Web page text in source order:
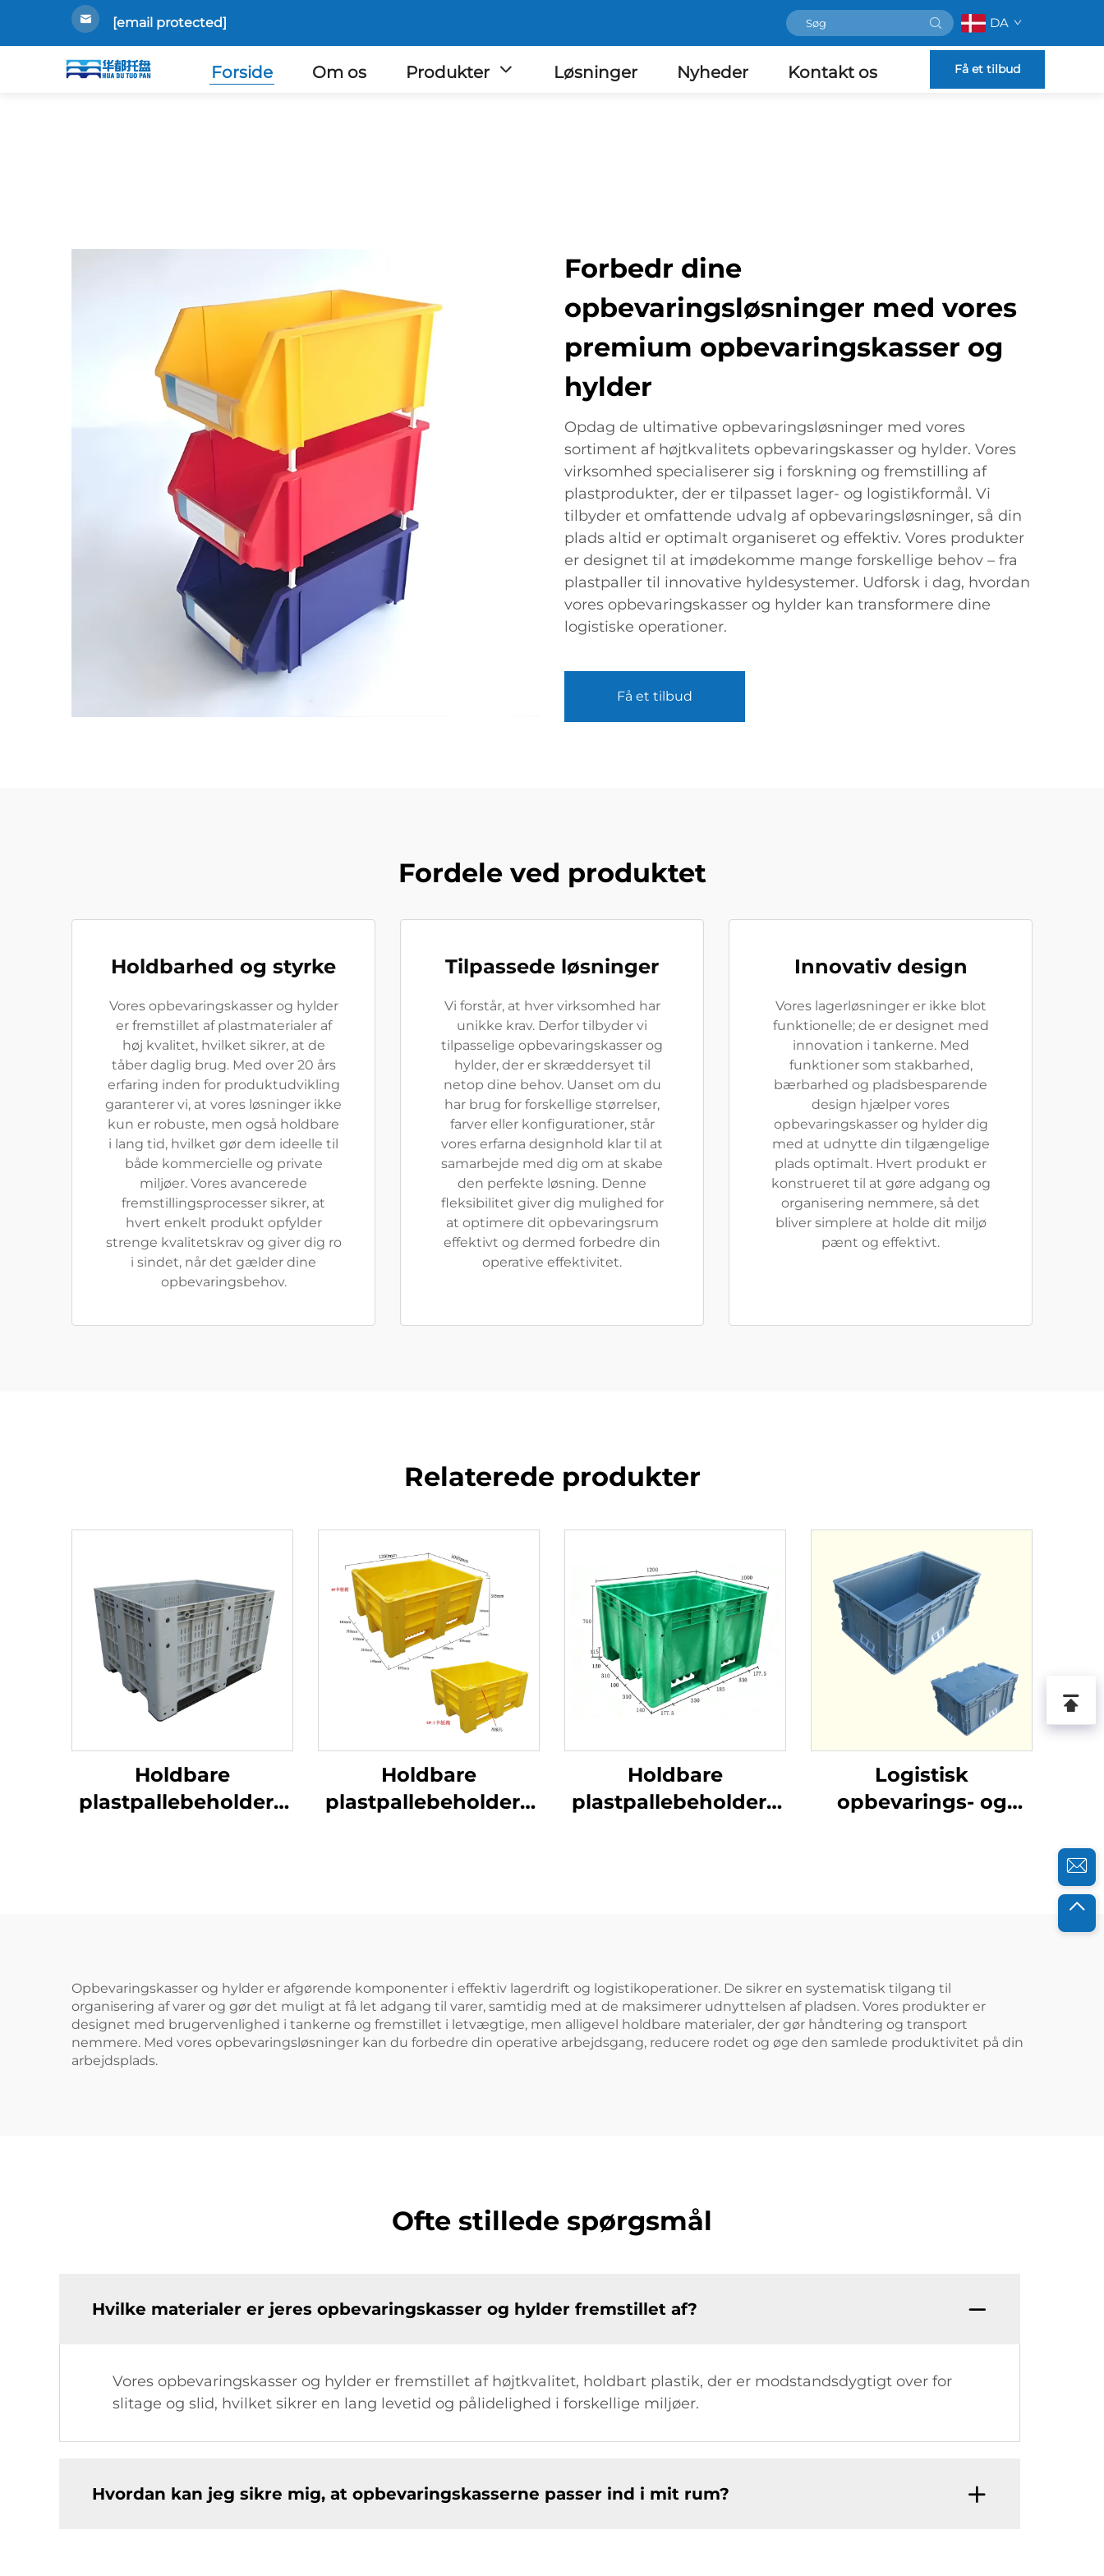
[email protected] DA
Forside Om os Produkter Løsninger Nyheder Kontakt os Få et tilbud
Forbedr dine
opbevaringsløsninger med vores
premium opbevaringskasser og
hylder
Opdag de ultimative opbevaringsløsninger med vores
sortiment af højtkvalitets opbevaringskasser og hylder. Vores
virksomhed specialiserer sig i forskning og fremstilling af
plastprodukter, der er tilpasset lager- og logistikformål. Vi
tilbyder et omfattende udvalg af opbevaringsløsninger, så din
plads altid er optimalt organiseret og effektiv. Vores produkter
er designet til at imødekomme mange forskellige behov – fra
plastpaller til innovative hyldesystemer. Udforsk i dag, hvordan
vores opbevaringskasser og hylder kan transformere dine
logistiske operationer.
Få et tilbud
Fordele ved produktet
Holdbarhed og styrke
Vores opbevaringskasser og hylder
er fremstillet af plastmaterialer af
høj kvalitet, hvilket sikrer, at de
tåber daglig brug. Med over 20 års
erfaring inden for produktudvikling
garanterer vi, at vores løsninger ikke
kun er robuste, men også holdbare
i lang tid, hvilket gør dem ideelle til
både kommercielle og private
miljøer. Vores avancerede
fremstillingsprocesser sikrer, at
hvert enkelt produkt opfylder
strenge kvalitetskrav og giver dig ro
i sindet, når det gælder dine
opbevaringsbehov.
Tilpassede løsninger
Vi forstår, at hver virksomhed har
unikke krav. Derfor tilbyder vi
tilpasselige opbevaringskasser og
hylder, der er skræddersyet til
netop dine behov. Uanset om du
har brug for forskellige størrelser,
farver eller konfigurationer, står
vores erfarna designhold klar til at
samarbejde med dig om at skabe
den perfekte løsning. Denne
fleksibilitet giver dig mulighed for
at optimere dit opbevaringsrum
effektivt og dermed forbedre din
operative effektivitet.
Innovativ design
Vores lagerløsninger er ikke blot
funktionelle; de er designet med
innovation i tankerne. Med
funktioner som stakbarhed,
bærbarhed og pladsbesparende
design hjælper vores
opbevaringskasser og hylder dig
med at udnytte din tilgængelige
plads optimalt. Hvert produkt er
konstrueret til at gøre adgang og
organisering nemmere, så det
bliver simplere at holde dit miljø
pænt og effektivt.
Relaterede produkter
Holdbare
plastpallebeholdere
Holdbare
plastpallebeholdere
Holdbare
plastpallebeholdere
Logistisk
opbevarings- og
Opbevaringskasser og hylder er afgørende komponenter i effektiv lagerdrift og logistikoperationer. De sikrer en systematisk tilgang til
organisering af varer og gør det muligt at få let adgang til varer, samtidig med at de maksimerer udnyttelsen af pladsen. Vores produkter er
designet med brugervenlighed i tankerne og fremstillet i letvægtige, men alligevel holdbare materialer, der gør håndtering og transport
nemmere. Med vores opbevaringsløsninger kan du forbedre din operative arbejdsgang, reducere rodet og øge den samlede produktivitet på din
arbejdsplads.
Ofte stillede spørgsmål
Hvilke materialer er jeres opbevaringskasser og hylder fremstillet af?
Vores opbevaringskasser og hylder er fremstillet af højtkvalitet, holdbart plastik, der er modstandsdygtigt over for
slitage og slid, hvilket sikrer en lang levetid og pålidelighed i forskellige miljøer.
Hvordan kan jeg sikre mig, at opbevaringskasserne passer ind i mit rum?